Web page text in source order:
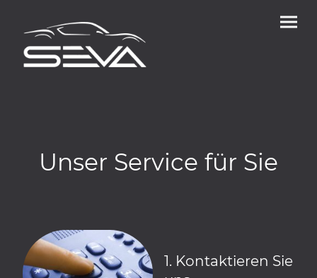
Unser Service für Sie
1. Kontaktieren Sie